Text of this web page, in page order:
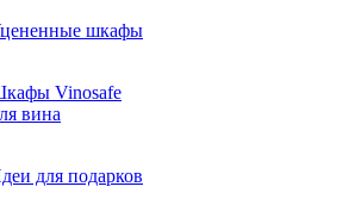
шкафы
Vinosafe
вина
для подарков